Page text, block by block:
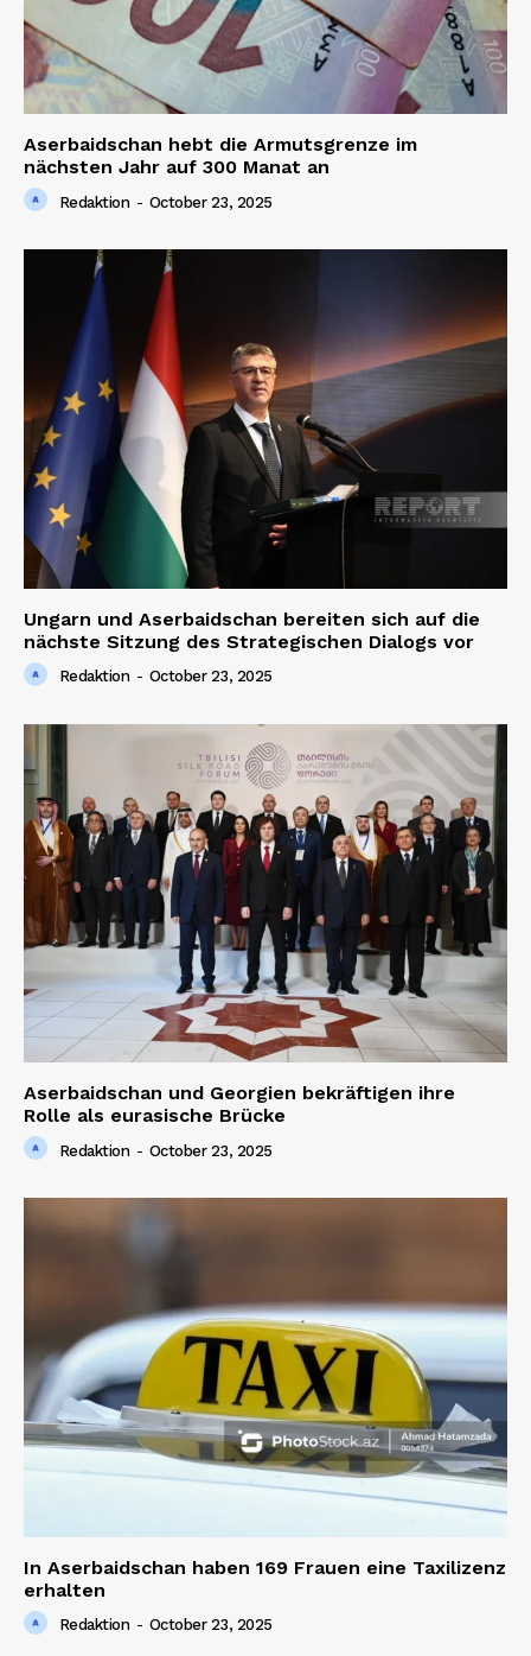
Aserbaidschan hebt die Armutsgrenze im
nächsten Jahr auf 300 Manat an
Redaktion - October 23, 2025
Ungarn und Aserbaidschan bereiten sich auf die
nächste Sitzung des Strategischen Dialogs vor
Redaktion - October 23, 2025
Aserbaidschan und Georgien bekräftigen ihre
Rolle als eurasische Brücke
Redaktion - October 23, 2025
In Aserbaidschan haben 169 Frauen eine Taxilizenz
erhalten
Redaktion - October 23, 2025